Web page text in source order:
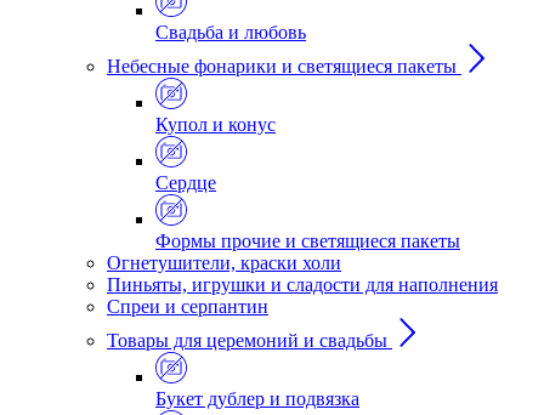
Свадьба и любовь
Небесные фонарики и светящиеся пакеты
Купол и конус
Сердце
Формы прочие и светящиеся пакеты
Огнетушители, краски холи
Пиньяты, игрушки и сладости для наполнения
Спреи и серпантин
Товары для церемоний и свадьбы
Букет дублер и подвязка